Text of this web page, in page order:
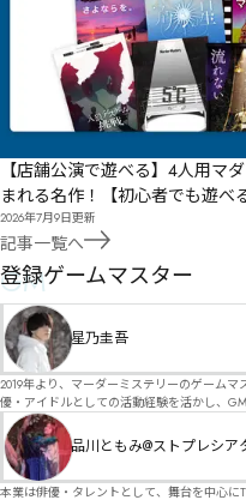
【店舗公演で遊べる】4人用マ
まれる名作！【初心者でも遊べ
2026年7月9日更新
記事一覧へ
GM
登録ゲームマスター
星乃圭吾
2019年より、マーダーミステリーのゲームマスタ
優・アイドルとしての活動経験を活かし、
ら、お客様に物語の世界へ入り込んでいただく
身でも作品制作を行っているので、作家さ
品の魅力をお客様に届けられるような公演を心がけています。 参加し
ディングを迎えるのか、どんな物語が生ま
に大好きです！ 対応可能作品は、オフライン（対面）作品のみとなります。 得意分野をひとつ挙げ
品川ともみ@ストプレシア
本業は俳優・タレントとして、舞台を中心にTV、CMな